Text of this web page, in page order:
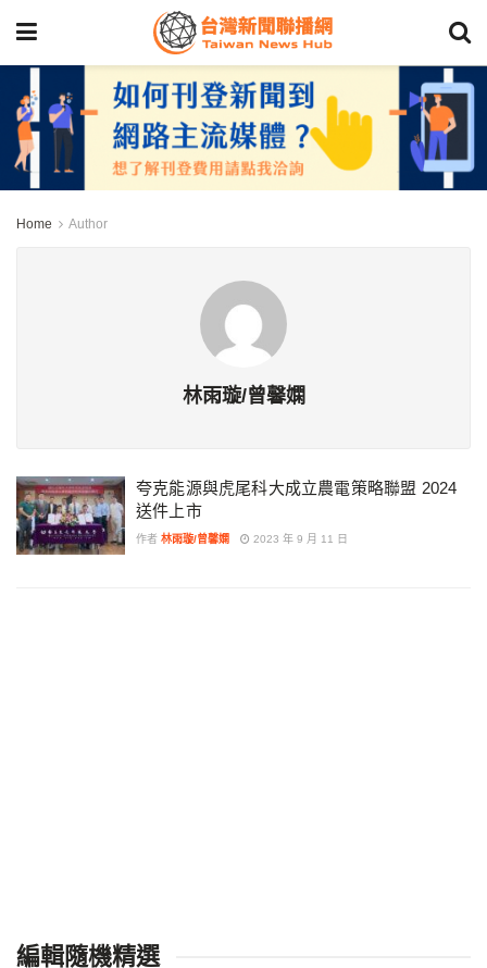
Home Author
林雨璇/曾馨嫻
夸克能源與虎尾科大成立農電策略聯盟 2024
送件上市
作者 林雨璇/曾馨嫻 2023 年 9 月 11 日
編輯隨機精選